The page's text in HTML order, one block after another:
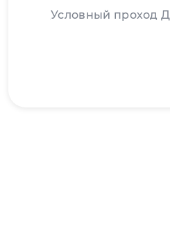
Условный проход